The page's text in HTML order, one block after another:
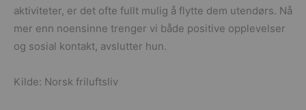
aktiviteter, er det ofte fullt mulig å flytte dem utendørs. Nå
mer enn noensinne trenger vi både positive opplevelser
og sosial kontakt, avslutter hun.
Kilde: Norsk friluftsliv